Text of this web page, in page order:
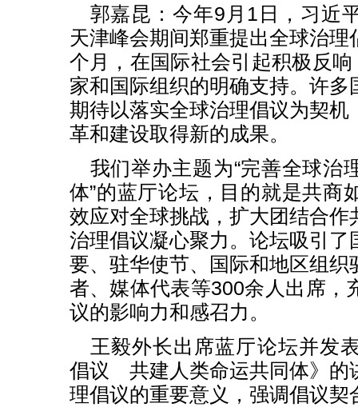
郭嘉昆：今年9月1日，习近
天津峰会期间郑重提出全球治
个月，在国际社会引起积极反
家和国际组织的明确支持。许多
期待以落实全球治理倡议为契机
革和建设取得新的成果。
我们举办主题为“完善全球
体”的蓝厅论坛，目的就是共商
效应对全球挑战，扩大团结合作
治理倡议凝心聚力。论坛吸引了
要、驻华使节、国际和地区组织
者、媒体代表等300余人出席，
议的影响力和感召力。
王毅外长出席蓝厅论坛并发
倡议 共建人类命运共同体》的
理倡议的重要意义，强调倡议契